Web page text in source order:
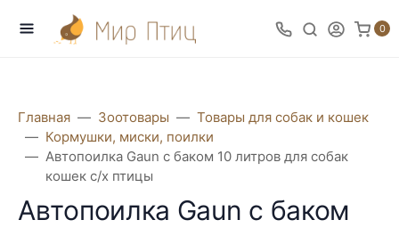
0
Главная Зоотовары
Товары для собак и кошек
Кормушки, миски, поилки
Автопоилка Gaun с баком 10 литров для собак
кошек с/х птицы
Автопоилка Gaun с баком